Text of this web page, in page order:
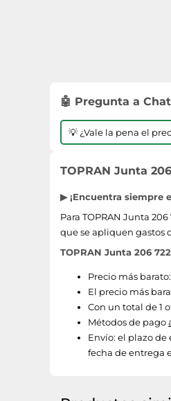
🤖 Pregunta a
💡 ¿Vale la pena el
TOPRAN Junta
▶ ¡Encuentra siempre
Para TOPRAN Junta
que se apliquen gastos
TOPRAN Junta 206
Precio más
El precio más
Con un total de 1
Métodos de pago
Envío: el plazo de
fecha de entrega